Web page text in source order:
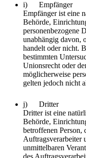
i) Empfänger
Empfänger ist eine
Behörde,
personenbezogene
unabhängig davon,
handelt oder nicht.
bestimmten
Unionsrecht oder
möglicherweise
gelten jedoch nicht
j) Dritter
Dritter ist eine
Behörde,
betroffenen Person,
Auftragsverarbeiter
unmittelbaren